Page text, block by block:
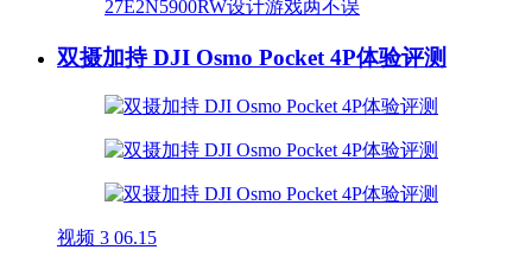
双摄加持 DJI Osmo Pocket 4P体验评测
视频 3 06.15